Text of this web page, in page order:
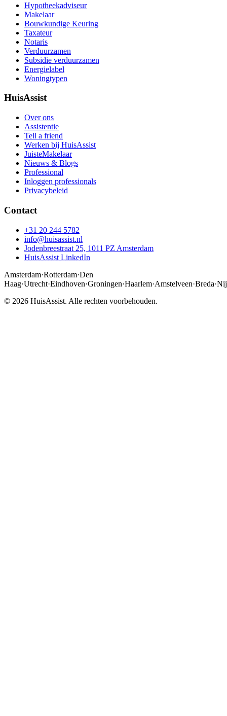
Hypotheekadviseur
Makelaar
Bouwkundige Keuring
Taxateur
Notaris
Verduurzamen
Subsidie verduurzamen
Energielabel
Woningtypen
HuisAssist
Over ons
Assistentie
Tell a friend
Werken bij HuisAssist
JuisteMakelaar
Nieuws & Blogs
Professional
Inloggen professionals
Privacybeleid
Contact
+31 20 244 5782
info@huisassist.nl
Jodenbreestraat 25, 1011 PZ Amsterdam
HuisAssist LinkedIn
Amsterdam·Rotterdam·Den
Haag·Utrecht·Eindhoven·Groningen·Haarlem·Amstelveen·Breda·
© 2026 HuisAssist. Alle rechten voorbehouden.